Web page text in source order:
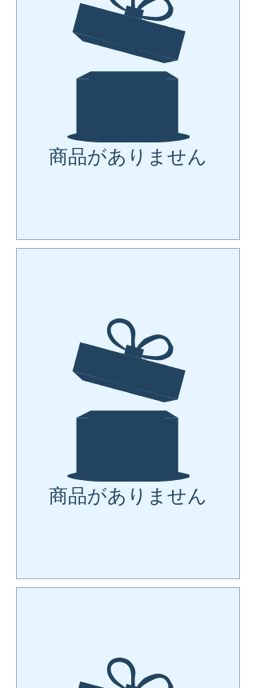
商品がありません
商品がありません